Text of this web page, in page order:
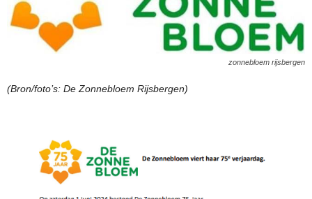
zonnebloem rijsbergen
(Bron/foto’s: De Zonnebloem Rijsbergen)